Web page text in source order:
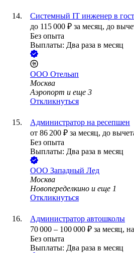
Системный IT инженер в
до 115 000 ₽ за месяц, до
Без опыта
Выплаты: Два раза в месяц
ООО Отельап
Москва
Аэропорт и еще 3
Откликнуться
Администратор на ресепшен
от 86 200 ₽ за месяц, до
Без опыта
Выплаты: Два раза в месяц
ООО Западный Лед
Москва
Новопеределкино и еще 1
Откликнуться
Администратор автошколы
70 000 – 100 000 ₽ за месяц,
Без опыта
Выплаты: Два раза в месяц